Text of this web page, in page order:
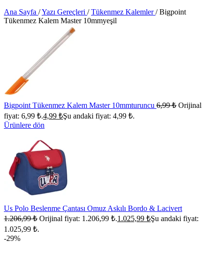
Ana Sayfa /Yazı Gereçleri / Tükenmez Kalemler/ Bigpoint
Tükenmez Kalem Master 10mmyeşil
Bigpoint Tükenmez Kalem Master 10mmturuncu 6,99₺ Orijinal
fiyat: 6,99 ₺.4,99 ₺Şu andaki fiyat: 4,99 ₺.
Ürünlere dön
Us Polo Beslenme Çantası Omuz Askılı Bordo & Lacivert
1.206,99₺ Orijinal fiyat: 1.206,99 ₺.1.025,99 ₺Şu andaki fiyat:
1.025,99 ₺.
-29%